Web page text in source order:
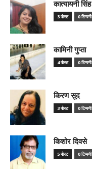
कात्यायनी सिंह
3 पोस्ट 0 टिप्पणी
कामिनी गुप्ता
4 पोस्ट 0 टिप्पणी
किरण सूद
3 पोस्ट 0 टिप्पणी
किशोर दिवसे
5 पोस्ट 0 टिप्पणी